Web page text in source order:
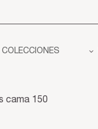
COLECCIONES
cama 150